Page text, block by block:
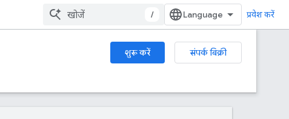
/ प्रवेश करें
शुरू करें
संपर्क बिक्री